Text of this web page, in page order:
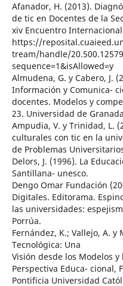
Afanador, H. (2013).
de tic en Docentes de la
xiv Encuentro
https://
tream/handle/
sequence=1&isAllowed=y
Almudena, G. y Cabero, J.
Información y Comunica-
docentes. Modelos y
23. Universidad de
Ampudia, V. y Trinidad, L.
culturales con tic en la
de Problemas
Delors, J. (1996). La
Santillana- unesco.
Dengo Omar Fundación
Digitales. Editorama.
las universidades:
Porrúa.
Fernández, K.; Vallejo, A. y
Tecnológica: Una
Visión desde los Modelos
Perspectiva Educa- cional,
Pontificia Universidad